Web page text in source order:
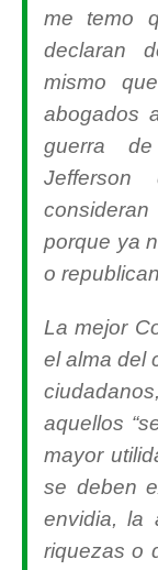
me temo
declaran
mismo
abogados
guerra
Jefferson
porque ya
o
La mejor
el alma del
aquellos “
mayor
se deben
envidia, la
riquezas o